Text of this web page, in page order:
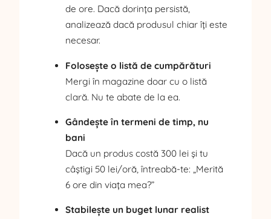
de ore. Dacă dorința persistă,
analizează dacă produsul chiar îți este
necesar.
Folosește o listă de cumpărături
Mergi în magazine doar cu o listă
clară. Nu te abate de la ea.
Gândește în termeni de timp, nu
bani
Dacă un produs costă 300 lei și tu
câștigi 50 lei/oră, întreabă-te: „Merită
6 ore din viața mea?”
Stabilește un buget lunar realist